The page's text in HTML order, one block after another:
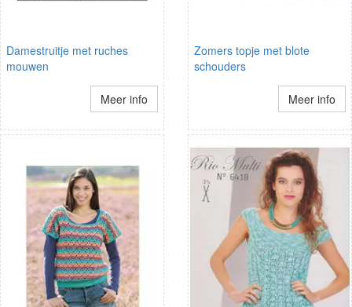
Damestruitje met ruches
mouwen
Meer info
Zomers topje met blote
schouders
Meer info